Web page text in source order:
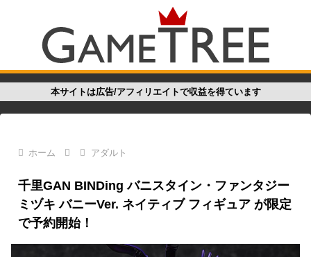
本サイトは広告/アフィリエイトで収益を得ています
ホーム アダルト
千里GAN BINDing バニスタイン・ファンタジー
ミヅキ バニーVer. ネイティブ フィギュア が限定
で予約開始！